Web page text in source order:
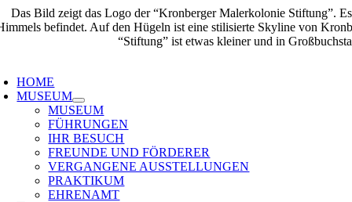
Zum
Inhalt
HOME
MUSEUM
MUSEUM
FÜHRUNGEN
IHR BESUCH
FREUNDE UND FÖRDERER
VERGANGENE AUSSTELLUNGEN
PRAKTIKUM
EHRENAMT